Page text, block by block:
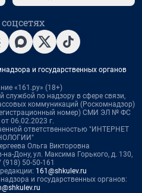
и государственных органов
«161.ру» (18+)
службой по надзору в сфере связи,
коммуникаций (Роскомнадзор)
номер) СМИ ЭЛ № ФС
06.02.2023 г.
ответственностью "ИНТЕРНЕТ
Ольга Викторовна
Дону, ул. Максима Горького, д. 130,
(918) 50-50-161
161@shkulev.ru
и государственных органов: